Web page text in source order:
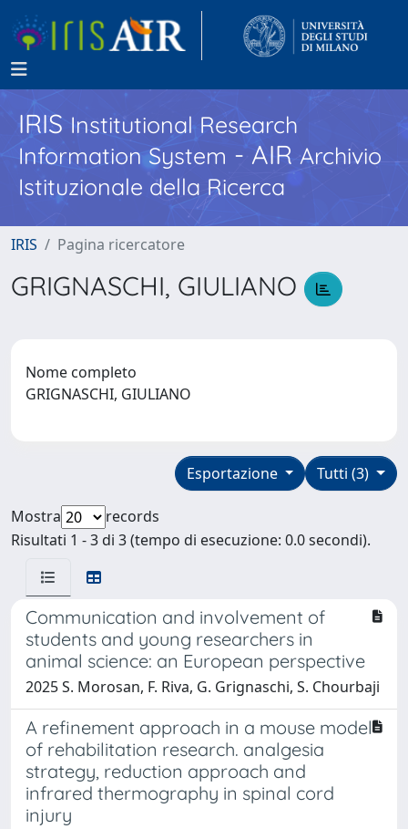
IRISInstitutional Research
Information System - AIR Archivio
Istituzionale della Ricerca
IRIS Pagina ricercatore
GRIGNASCHI, GIULIANO
Nome completo
GRIGNASCHI, GIULIANO
Tutti (3)
Esportazione
Mostra
records
Risultati 1 - 3 di 3 (tempo di esecuzione: 0.0 secondi).
Communication and involvement of
students and young researchers in
animal science: an European perspective
2025 S. Morosan, F. Riva, G. Grignaschi, S. Chourbaji
A refinement approach in a mouse model
of rehabilitation research. analgesia
strategy, reduction approach and
infrared thermography in spinal cord
injury